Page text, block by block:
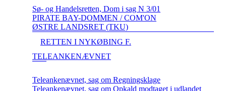
Sø- og Handelsretten, Dom i sag N 3/01
PIRATE BAY-DOMMEN / COM'ON
ØSTRE LANDSRET (TKU)
RETTEN I NYKØBING F.
TELEANKENÆVNET
Teleankenævnet, sag om Regningsklage
Teleankenævnet, sag om Opkald modtaget i udlandet